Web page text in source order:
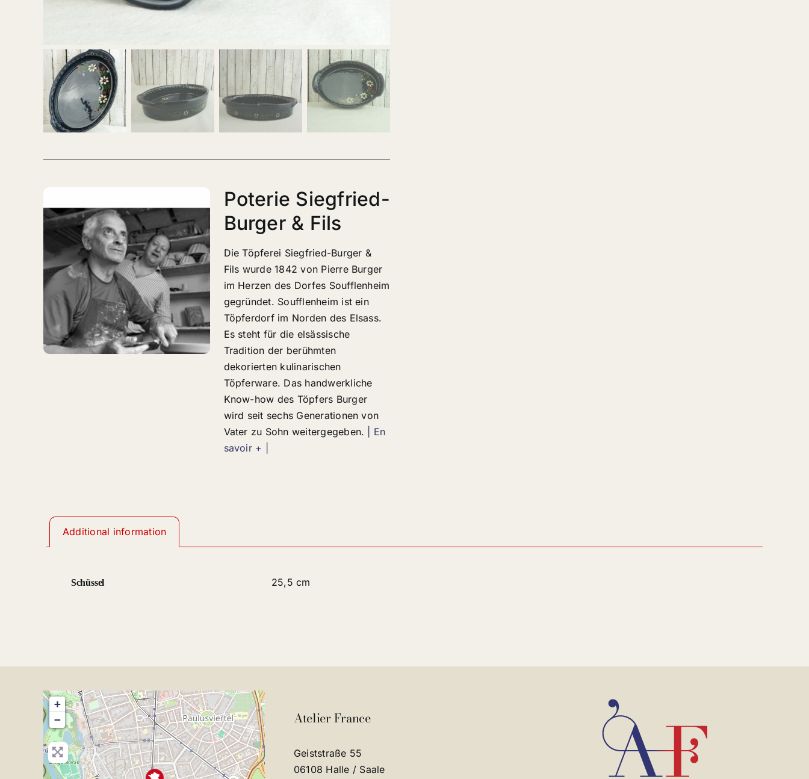
Poterie Siegfried-
Burger & Fils
Die Töpferei Siegfried-Burger &
Fils wurde 1842 von Pierre Burger
im Herzen des Dorfes Soufflenheim
gegründet. Soufflenheim ist ein
Töpferdorf im Norden des Elsass.
Es steht für die elsässische
Tradition der berühmten
dekorierten kulinarischen
Töpferware. Das handwerkliche
Know-how des Töpfers Burger
wird seit sechs Generationen von
Vater zu Sohn weitergegeben.
| En
savoir + |
Additional information
Schüssel 25,5 cm
+
−
Atelier France
Geiststraße 55
06108 Halle / Saale